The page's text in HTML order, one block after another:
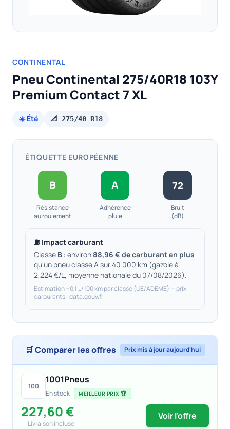
CONTINENTAL
Pneu Continental 275/40R18 103Y
Premium Contact 7 XL
☀️ Été 📐 275/40 R18
ÉTIQUETTE EUROPÉENNE
B
Résistance
au roulement
A
Adhérence
pluie
72
Bruit
(dB)
⛽ Impact carburant
Classe B : environ 88,96 € de carburant en plus
qu'un pneu classe A sur 40 000 km (gazole à
2,224 €/L, moyenne nationale du 07/08/2026).
Estimation ~0,1 L/100 km par classe (UE/ADEME) — prix
carburants : data.gouv.fr
🛒 Comparer les offres Prix mis à jour aujourd'hui
100
1001Pneus
En stock MEILLEUR PRIX 🏆
227,60 €
Livraison incluse
Voir l'offre